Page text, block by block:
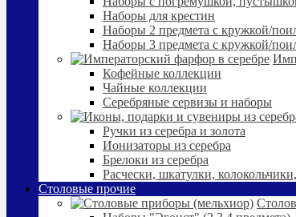
Наборы для крестин
Наборы 2 предмета с кружкой/
Наборы 3 предмета с кружкой/
Кофейные коллекции
Чайные коллекции
Серебряные сервизы и наборы
Ручки из серебра и золота
Ионизаторы из серебра
Брелоки из серебра
Расчески, шкатулки,
Столовые прочие